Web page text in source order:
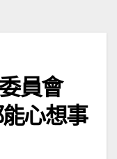
員會
心想事